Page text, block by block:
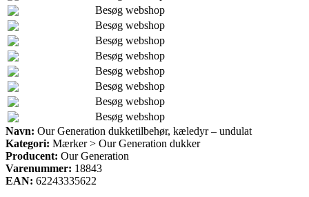
Besøg webshop
Besøg webshop
Besøg webshop
Besøg webshop
Besøg webshop
Besøg webshop
Besøg webshop
Besøg webshop
Navn: Our Generation dukketilbehør, kæledyr – undulat
Kategori: Mærker > Our Generation dukker
Producent: Our Generation
Varenummer: 18843
EAN: 62243335622